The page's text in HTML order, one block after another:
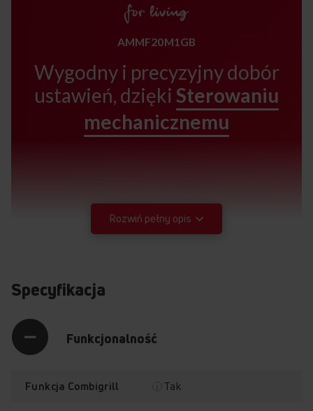
AMMF20M1GB
Wygodny i precyzyjny dobór
ustawień, dzięki Sterowaniu
mechanicznemu
Rozwiń pełny opis
Specyfikacja
Funkcjonalność
Funkcja Combigrill Tak